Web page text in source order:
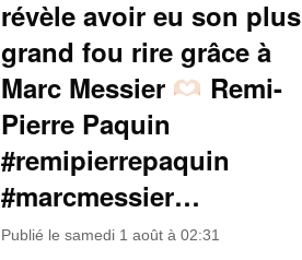
révèle avoir eu son plus
grand fou rire grâce à
Marc Messier
Remi-
Pierre Paquin
#remipierrepaquin
#marcmessier…
Publié le samedi 1 août à 02:31